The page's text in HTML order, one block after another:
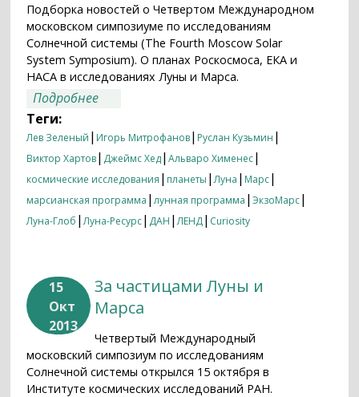
Подборка новостей о Четвертом Международном
московском симпозиуме по исследованиям
Солнечной системы (The Fourth Moscow Solar
System Symposium). О планах Роскосмоса, ЕКА и
НАСА в исследованиях Луны и Марса.
Подробнее
Теги:
Лев Зеленый | Игорь Митрофанов| Руслан Кузьмин |
Виктор Хартов| Джеймс Хед|Альваро Хименес|
космические исследования | планеты |Луна | Марс|
марсианская программа |лунная программа |ЭкзоМарс|
Луна-Глоб |Луна-Ресурс| ДАН |ЛЕНД| Curiosity
15
Окт
2013
За частицами Луны и
Марса
Четвертый Международный
московский симпозиум по исследованиям
Солнечной системы открылся 15 октября в
Институте космических исследований РАН.